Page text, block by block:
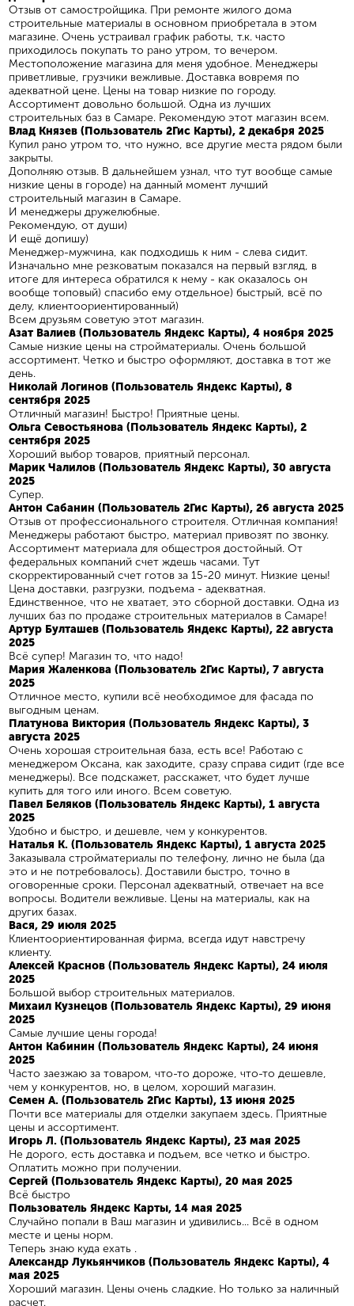
Отзыв от самостройщика. При ремонте жилого дома
строительные материалы в основном приобретала в этом
магазине. Очень устраивал график работы, т.к. часто
приходилось покупать то рано утром, то вечером.
Местоположение магазина для меня удобное. Менеджеры
приветливые, грузчики вежливые. Доставка вовремя по
адекватной цене. Цены на товар низкие по городу.
Ассортимент довольно большой. Одна из лучших
строительных баз в Самаре. Рекомендую этот магазин всем.
Влад Князев (Пользователь 2Гис Карты), 2 декабря 2025
Купил рано утром то, что нужно, все другие места рядом были
закрыты.
Дополняю отзыв. В дальнейшем узнал, что тут вообще самые
низкие цены в городе) на данный момент лучший
строительный магазин в Самаре.
И менеджеры дружелюбные.
Рекомендую, от души)
И ещё допишу)
Менеджер-мужчина, как подходишь к ним - слева сидит.
Изначально мне резковатым показался на первый взгляд, в
итоге для интереса обратился к нему - как оказалось он
вообще топовый) спасибо ему отдельное) быстрый, всё по
делу, клиентоориентированный)
Всем друзьям советую этот магазин.
Азат Валиев (Пользователь Яндекс Карты), 4 ноября 2025
Самые низкие цены на стройматериалы. Очень большой
ассортимент. Четко и быстро оформляют, доставка в тот же
день.
Николай Логинов (Пользователь Яндекс Карты), 8
сентября 2025
Отличный магазин! Быстро! Приятные цены.
Ольга Севостьянова (Пользователь Яндекс Карты), 2
сентября 2025
Хороший выбор товаров, приятный персонал.
Марик Чалилов (Пользователь Яндекс Карты), 30 августа
2025
Супер.
Антон Сабанин (Пользователь 2Гис Карты), 26 августа 2025
Отзыв от профессионального строителя. Отличная компания!
Менеджеры работают быстро, материал привозят по звонку.
Ассортимент материала для общестроя достойный. От
федеральных компаний счет ждешь часами. Тут
скорректированный счет готов за 15-20 минут. Низкие цены!
Цена доставки, разгрузки, подъема - адекватная.
Единственное, что не хватает, это сборной доставки. Одна из
лучших баз по продаже строительных материалов в Самаре!
Артур Булташев (Пользователь Яндекс Карты), 22 августа
2025
Всё супер! Магазин то, что надо!
Мария Жаленкова (Пользователь 2Гис Карты), 7 августа
2025
Отличное место, купили всё необходимое для фасада по
выгодным ценам.
Платунова Виктория (Пользователь Яндекс Карты), 3
августа 2025
Очень хорошая строительная база, есть все! Работаю с
менеджером Оксана, как заходите, сразу справа сидит (где все
менеджеры). Все подскажет, расскажет, что будет лучше
купить для того или иного. Всем советую.
Павел Беляков (Пользователь Яндекс Карты), 1 августа
2025
Удобно и быстро, и дешевле, чем у конкурентов.
Наталья К. (Пользователь Яндекс Карты), 1 августа 2025
Заказывала стройматериалы по телефону, лично не была (да
это и не потребовалось). Доставили быстро, точно в
оговоренные сроки. Персонал адекватный, отвечает на все
вопросы. Водители вежливые. Цены на материалы, как на
других базах.
Вася, 29 июля 2025
Клиентоориентированная фирма, всегда идут навстречу
клиенту.
Алексей Краснов (Пользователь Яндекс Карты), 24 июля
2025
Большой выбор строительных материалов.
Михаил Кузнецов (Пользователь Яндекс Карты), 29 июня
2025
Самые лучшие цены города!
Антон Кабинин (Пользователь Яндекс Карты), 24 июня
2025
Часто заезжаю за товаром, что-то дороже, что-то дешевле,
чем у конкурентов, но, в целом, хороший магазин.
Семен А​. (Пользователь 2Гис Карты), 13 июня 2025
Почти все материалы для отделки закупаем здесь. Приятные
цены и ассортимент.
Игорь Л. (Пользователь Яндекс Карты), 23 мая 2025
Не дорого, есть доставка и подъем, все четко и быстро.
Оплатить можно при получении.
Сергей (Пользователь Яндекс Карты), 20 мая 2025
Всё быстро
Пользователь Яндекс Карты, 14 мая 2025
Случайно попали в Ваш магазин и удивились... Всё в одном
месте и цены норм.
Теперь знаю куда ехать .
Александр Лукьянчиков (Пользователь Яндекс Карты), 4
мая 2025
Хороший магазин. Цены очень сладкие. Но только за наличный
расчет.